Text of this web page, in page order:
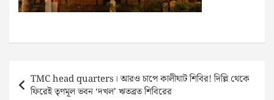
navigation
TMC head quarters। আরও চাপে কালীঘাট শিবির! দিল্লি থেকে
ফিরেই তৃণমূল ভবন ‘দখল’ ঋতব্রত শিবিরের